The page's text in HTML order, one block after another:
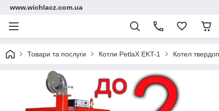
www.wichlacz.com.ua
Товари та послуги Котли PetlaX EKT-1 Котел